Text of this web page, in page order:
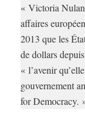
« Victoria
affaires
2013 que les
de dollars
« l’avenir
gouvernement
for Democracy.